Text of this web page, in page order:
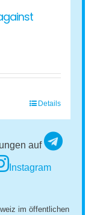
Details
auf
Instagram
im öffentlichen